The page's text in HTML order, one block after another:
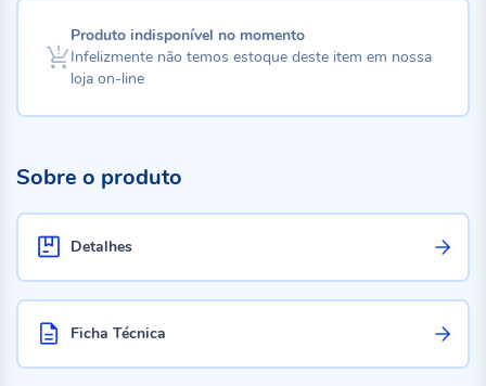
Produto indisponível no momento
Infelizmente não temos estoque deste item em nossa
loja on-line
Sobre o produto
Detalhes
Ficha Técnica